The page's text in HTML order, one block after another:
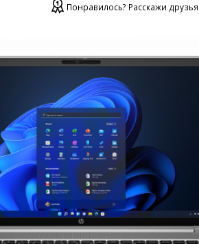
Понравилось? Расскажи